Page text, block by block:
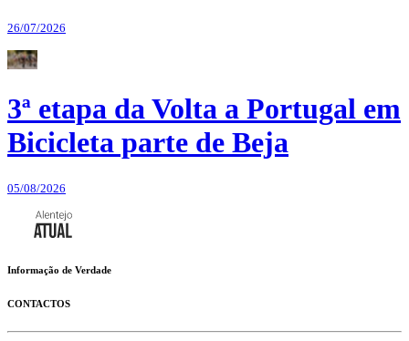
26/07/2026
3ª etapa da Volta a Portugal em
Bicicleta parte de Beja
05/08/2026
Informação de Verdade
CONTACTOS